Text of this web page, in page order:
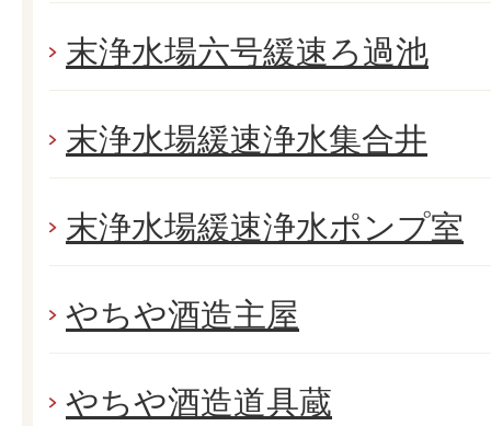
末浄水場六号緩速ろ過池
末浄水場緩速浄水集合井
末浄水場緩速浄水ポンプ室
やちや酒造主屋
やちや酒造道具蔵